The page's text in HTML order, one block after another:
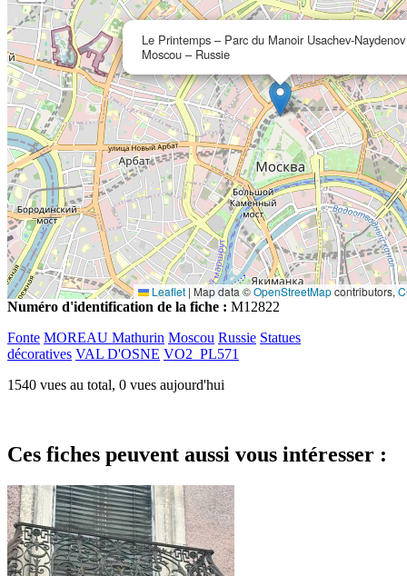
Le Printemps – Parc du Manoir Usachev-
Moscou – Russie
Leaflet | Map data ©OpenStreetMapcontributors,
Numéro d'identification de la fiche : M12822
Fonte MOREAU Mathurin Moscou Russie Statues
décoratives VAL D'OSNE VO2_PL571
1540 vues au total, 0 vues aujourd'hui
Ces fiches peuvent aussi vous intéresser :